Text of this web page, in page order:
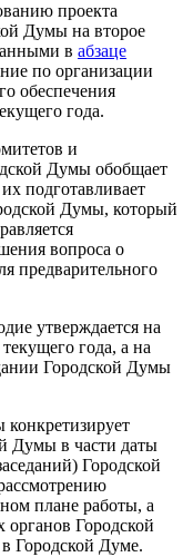
проекта
Думы на второе
в абзаце
по организации
обеспечения
года.
и
Думы обобщает
подготавливает
Думы, который
вопроса о
предварительного
утверждается на
года, а на
Городской Думы
Думы в части даты
Городской
плане работы, а
органов Городской
Городской Думе.